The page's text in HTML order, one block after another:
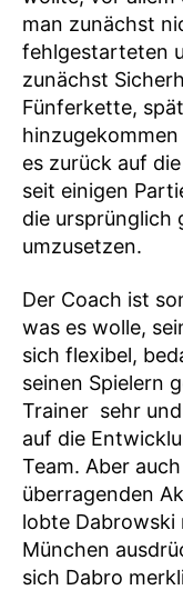
man zunächst
fehlgestarteten
zunächst
Fünferkette,
es zurück auf
seit einigen
die ursprünglich
umzusetzen.
Der Coach ist
was es wolle,
sich flexibel,
seinen Spielern
Trainer sehr
auf die
Team. Aber
überragenden
lobte Dabrowski
München
sich Dabro